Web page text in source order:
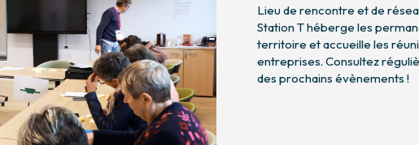
Lieu de rencontre et de
Station T héberge les
territoire et accueille les
entreprises. Consultez
des prochains évènements !
Le club des commerçants